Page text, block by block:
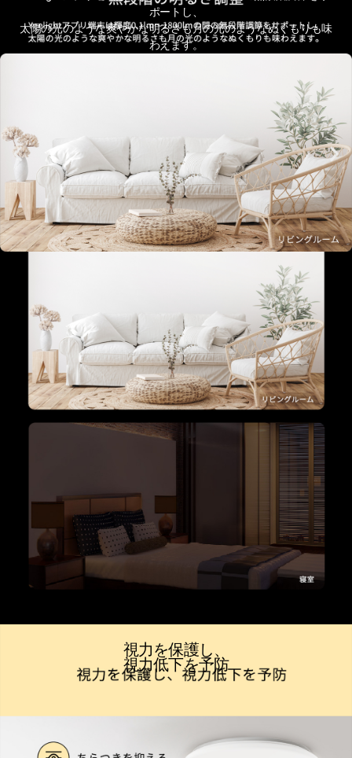
ポートし、
太陽の光のような爽やかな明るさも月の光のようなぬくもりも味
わえます。
視力を保護し、
視力低下を予防